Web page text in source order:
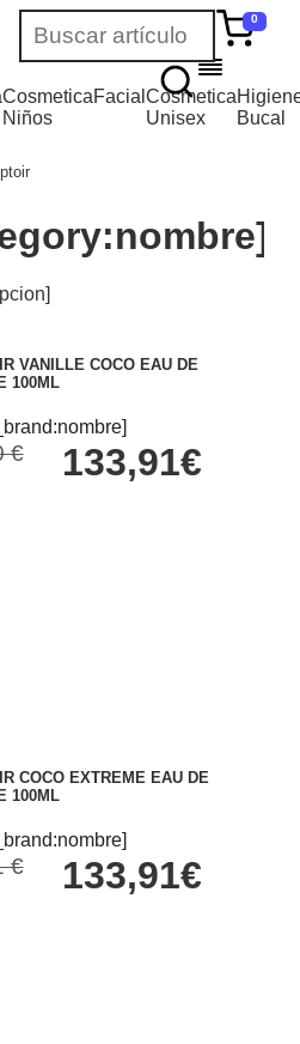
0
Cosmetica
Niños
FacialCosmetica
Unisex
Bucal
VANILLE COCO EAU DE
100ML
€ 133,91€
COCO EXTREME EAU DE
100ML
€ 133,91€